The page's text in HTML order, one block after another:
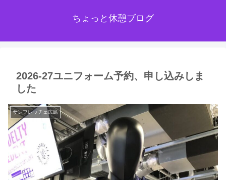
ちょっと休憩ブログ
2026-27ユニフォーム予約、申し込みしま
した
サンフレッチェ広島